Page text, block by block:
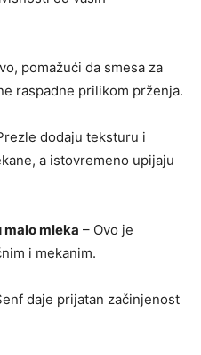
pomažući da smesa za
raspadne prilikom prženja.
dodaju teksturu i
a istovremeno upijaju
malo mleka – Ovo je
i mekanim.
daje prijatan začinjenost